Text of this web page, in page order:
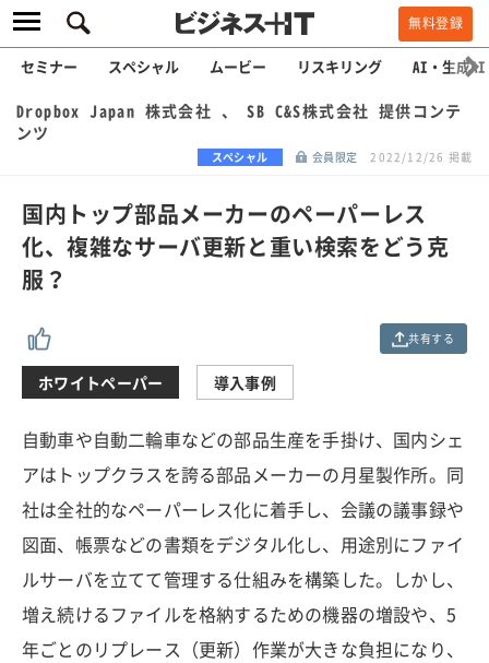
無料登録
セミナー スペシャル ムービー リスキリング AI・生成AI
Dropbox Japan 株式会社 、 SB C&S株式会社 提供コンテ
ンツ
スペシャル 会員限定 2022/12/26 掲載
国内トップ部品メーカーのペーパーレス
化、複雑なサーバ更新と重い検索をどう克
服？
共有する
ホワイトペーパー 導入事例
自動車や自動二輪車などの部品生産を手掛け、国内シェ
アはトップクラスを誇る部品メーカーの月星製作所。同
社は全社的なペーパーレス化に着手し、会議の議事録や
図面、帳票などの書類をデジタル化し、用途別にファイ
ルサーバを立てて管理する仕組みを構築した。しかし、
増え続けるファイルを格納するための機器の増設や、5
年ごとのリプレース（更新）作業が大きな負担になり、